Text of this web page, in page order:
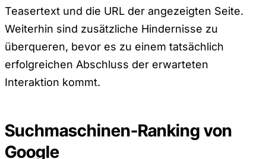
Teasertext und die URL der angezeigten Seite.
Weiterhin sind zusätzliche Hindernisse zu
überqueren, bevor es zu einem tatsächlich
erfolgreichen Abschluss der erwarteten
Interaktion kommt.
Suchmaschinen-Ranking von
Google